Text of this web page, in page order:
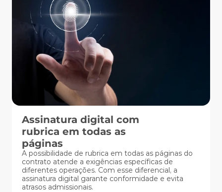
Assinatura digital com
rubrica em todas as
páginas
A possibilidade de rubrica em todas as páginas do
contrato atende a exigências específicas de
diferentes operações. Com esse diferencial, a
assinatura digital garante conformidade e evita
atrasos admissionais.